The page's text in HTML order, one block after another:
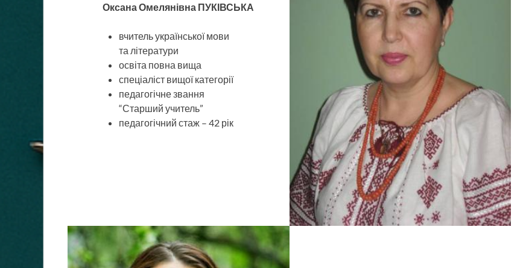
Оксана Омелянівна ПУКІВСЬКА
вчитель української мови
та літератури
освіта повна вища
спеціаліст вищої категорії
педагогічне звання
“Старший учитель”
педагогічний стаж – 42 рік